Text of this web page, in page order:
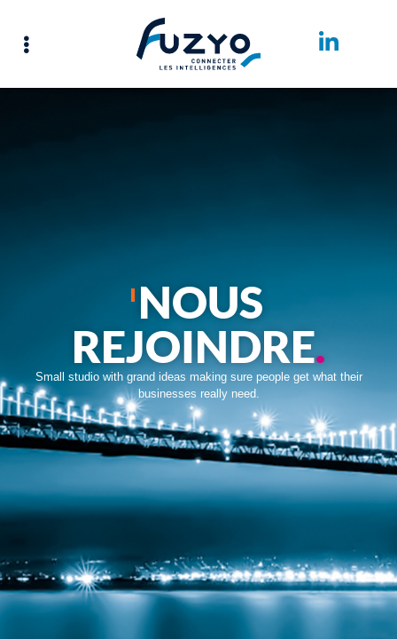
NOUS
REJOINDRE.
Small studio with grand ideas making sure people get what their
businesses really need.